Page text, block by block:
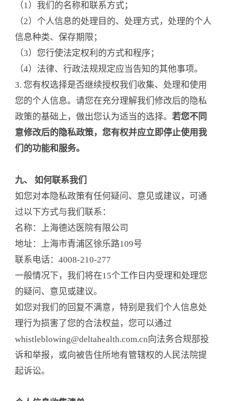
（1）我们的名称和联系方式；
（2）个人信息的处理目的、处理方式，处理的个人
信息种类、保存期限；
（3）您行使法定权利的方式和程序；
（4）法律、行政法规规定应当告知的其他事项。
3. 您有权选择是否继续授权我们收集、处理和使用
您的个人信息。请您在充分理解我们修改后的隐私
政策的基础上，做出您认为适当的选择。 若您不同
意修改后的隐私政策，您有权并应立即停止使用我
们的功能和服务。
九、 如何联系我们
如您对本隐私政策有任何疑问、意见或建议，可通
过以下方式与我们联系：
名称：上海德达医院有限公司
地址：上海市青浦区徐乐路109号
联系电话：4008-210-277
一般情况下，我们将在15个工作日内受理和处理您
的疑问、意见或建议。
如您对我们的回复不满意，特别是我们个人信息处
理行为损害了您的合法权益，您可以通过
whistleblowing@deltahealth.com.cn向法务合规部投
诉和举报，或向被告住所地有管辖权的人民法院提
起诉讼。